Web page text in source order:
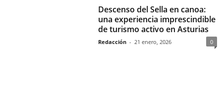
Descenso del Sella en canoa:
una experiencia imprescindible
de turismo activo en Asturias
Redacción - 21 enero, 2026 0